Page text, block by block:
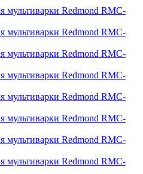
мультиварки Redmond RMC-
мультиварки Redmond RMC-
мультиварки Redmond RMC-
мультиварки Redmond RMC-
мультиварки Redmond RMC-
мультиварки Redmond RMC-
мультиварки Redmond RMC-
мультиварки Redmond RMC-